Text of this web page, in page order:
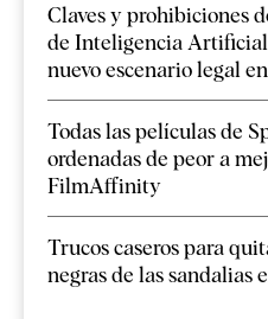
Claves y prohibiciones
de Inteligencia
nuevo escenario legal
Todas las películas de
ordenadas de peor a
FilmAffinity
Trucos caseros para
negras de las sandalias